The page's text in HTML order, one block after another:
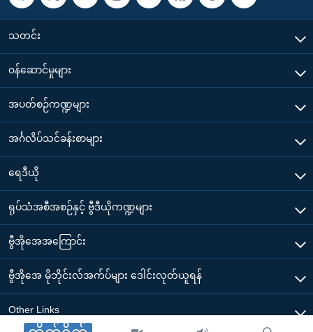
သတင်း
၀န်ဆောင်မှုများ
အပတ်စဉ်ကဏ္ဍများ
အင်္ဂလိပ်သင်ခန်းစာများ
ရေဒီယို
ရုပ်သံအစီအစဉ်နှင့် ဗွီဒီယိုကဏ္ဍများ
ဗွီအိုအေအကြောင်း
ဗွီအိုအေ မိုဘိုင်းလ်အက်ပ်များ ဒေါင်းလုတ်ယူရန်
Other Links